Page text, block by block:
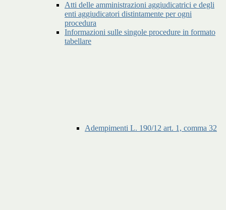
Atti delle amministrazioni aggiudicatrici e degli
enti aggiudicatori distintamente per ogni
procedura
Informazioni sulle singole procedure in formato
tabellare
Adempimenti L. 190/12 art. 1, comma 32